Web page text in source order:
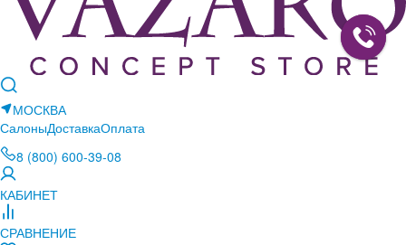
МОСКВА
СалоныДоставкаОплата
8 (800) 600-39-08
КАБИНЕТ
СРАВНЕНИЕ